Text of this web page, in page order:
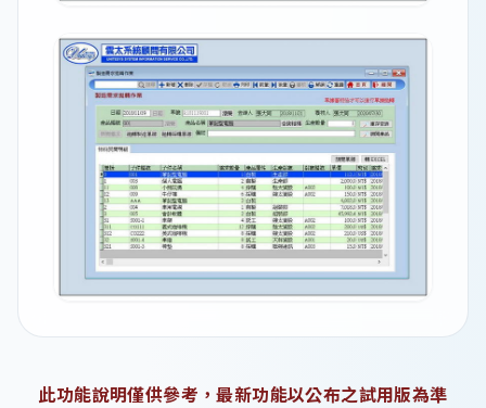
此功能說明僅供參考，最新功能以公布之試用版為準